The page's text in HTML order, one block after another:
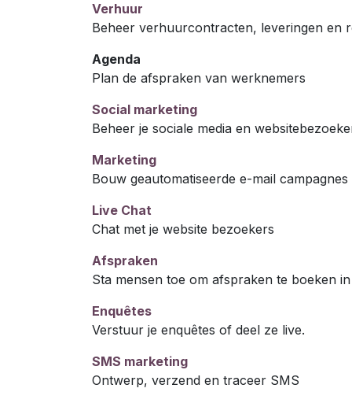
Verhuur
Beheer verhuurcontracten, leveringen en
Agenda
Plan de afspraken van werknemers
Social marketing
Beheer je sociale media en
Marketing
Bouw geautomatiseerde e-mail campagnes
Live Chat
Chat met je website bezoekers
Afspraken
Sta mensen toe om afspraken te boeken
Enquêtes
Verstuur je enquêtes of deel ze live.
SMS marketing
Ontwerp, verzend en traceer SMS